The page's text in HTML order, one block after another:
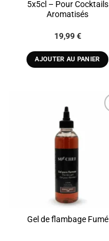
5x5cl – Pour Cocktails
Aromatisés
19,99€
AJOUTER AU PANIER
Gel de flambage Fumé